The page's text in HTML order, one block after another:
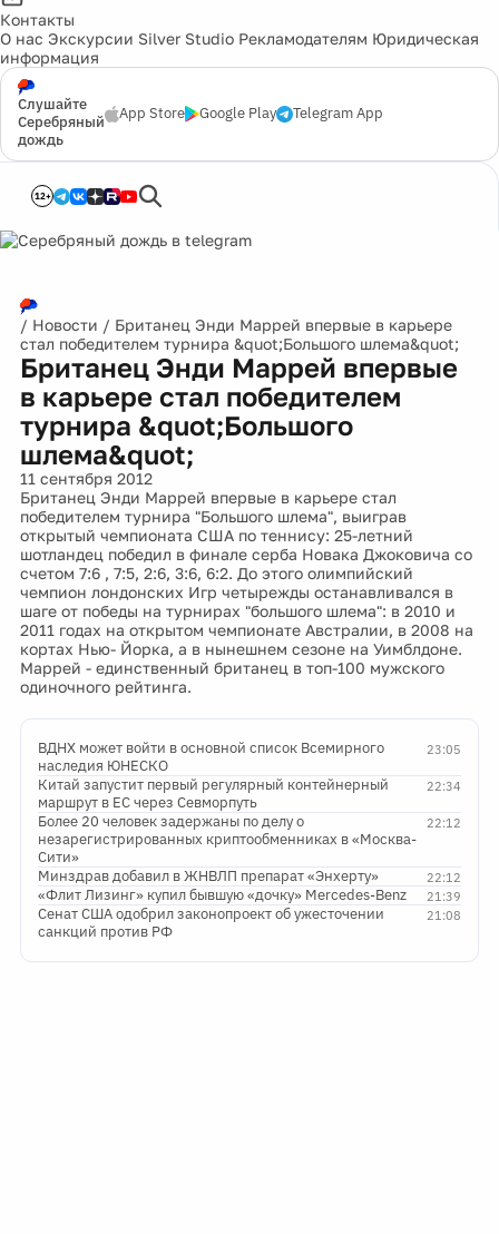
Контакты
О нас Экскурсии Silver Studio Рекламодателям Юридическая
информация
Слушайте
Серебряный
дождь
App Store Google Play Telegram App
12+
/ Новости / Британец Энди Маррей впервые в карьере
стал победителем турнира &quot;Большого шлема&quot;
Британец Энди Маррей впервые
в карьере стал победителем
турнира &quot;Большого
шлема&quot;
11 сентября 2012
Британец Энди Маррей впервые в карьере стал
победителем турнира "Большого шлема", выиграв
открытый чемпионата США по теннису: 25-летний
шотландец победил в финале серба Новака Джоковича со
счетом 7:6 , 7:5, 2:6, 3:6, 6:2. До этого олимпийский
чемпион лондонских Игр четырежды останавливался в
шаге от победы на турнирах "большого шлема": в 2010 и
2011 годах на открытом чемпионате Австралии, в 2008 на
кортах Нью- Йорка, а в нынешнем сезоне на Уимблдоне.
Маррей - единственный британец в топ-100 мужского
одиночного рейтинга.
23:05
ВДНХ может войти в основной список Всемирного
наследия ЮНЕСКО
22:34
Китай запустит первый регулярный контейнерный
маршрут в ЕС через Севморпуть
22:12
Более 20 человек задержаны по делу о
незарегистрированных криптообменниках в «Москва-
Сити»
22:12
Минздрав добавил в ЖНВЛП препарат «Энхерту»
21:39
«Флит Лизинг» купил бывшую «дочку» Mercedes-Benz
21:08
Сенат США одобрил законопроект об ужесточении
санкций против РФ